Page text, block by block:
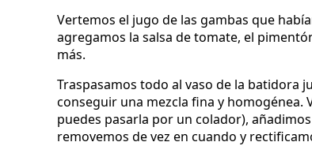
Vertemos el jugo de las gambas que
agregamos la salsa de tomate, el
más.
Traspasamos todo al vaso de la batidora
conseguir una mezcla fina y homogénea.
puedes pasarla por un colador),
removemos de vez en cuando y